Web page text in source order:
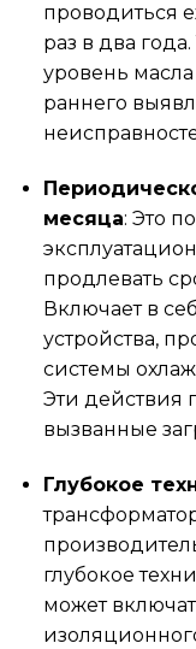
проводиться
раз в два
уровень
раннего
месяца: Это
продлевать
Включает в
устройства,
системы
Эти действия
вызванные
Глубокое
глубокое
может